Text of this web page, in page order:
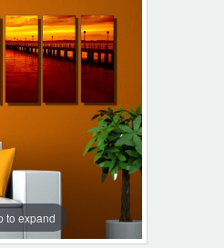
to expand